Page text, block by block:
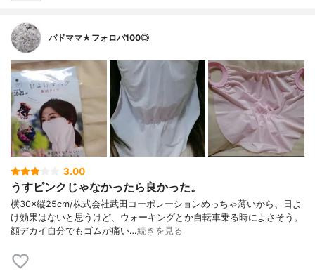
バドママ★フォロバ100◎
3.00
うすピンクじゃなかったら良かった。
横30×縦25cm/株式会社武田コーポレーションめっちゃ薄いから、日よ
け効果はないと思うけど、ウォーキングとか自転車乗る時によさそう。
顔デカイ自分でもゴムが痛い…続きを見る